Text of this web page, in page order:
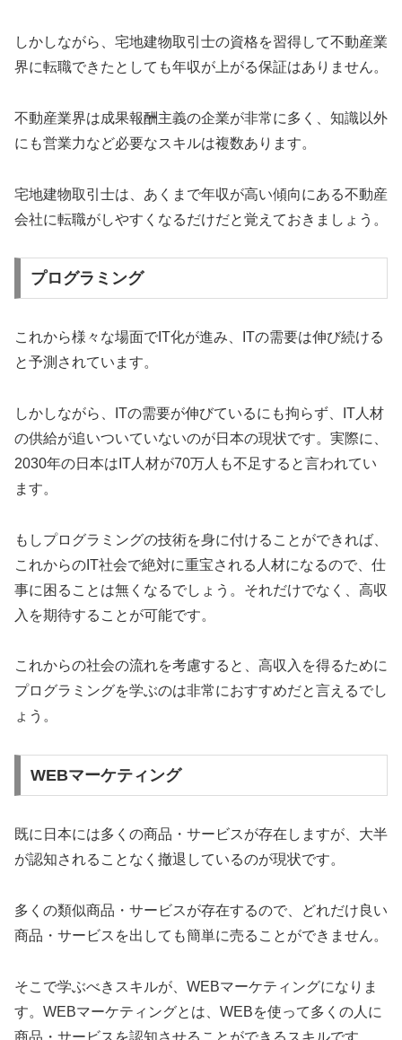
しかしながら、宅地建物取引士の資格を習得して不動産業
界に転職できたとしても年収が上がる保証はありません。
不動産業界は成果報酬主義の企業が非常に多く、知識以外
にも営業力など必要なスキルは複数あります。
宅地建物取引士は、あくまで年収が高い傾向にある不動産
会社に転職がしやすくなるだけだと覚えておきましょう。
プログラミング
これから様々な場面でIT化が進み、ITの需要は伸び続ける
と予測されています。
しかしながら、ITの需要が伸びているにも拘らず、IT人材
の供給が追いついていないのが日本の現状です。実際に、
2030年の日本はIT人材が70万人も不足すると言われてい
ます。
もしプログラミングの技術を身に付けることができれば、
これからのIT社会で絶対に重宝される人材になるので、仕
事に困ることは無くなるでしょう。それだけでなく、高収
入を期待することが可能です。
これからの社会の流れを考慮すると、高収入を得るために
プログラミングを学ぶのは非常におすすめだと言えるでし
ょう。
WEBマーケティング
既に日本には多くの商品・サービスが存在しますが、大半
が認知されることなく撤退しているのが現状です。
多くの類似商品・サービスが存在するので、どれだけ良い
商品・サービスを出しても簡単に売ることができません。
そこで学ぶべきスキルが、WEBマーケティングになりま
す。WEBマーケティングとは、WEBを使って多くの人に
商品・サービスを認知させることができるスキルです。